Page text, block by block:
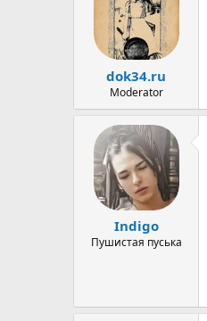
dok34.ru
Moderator
Indigo
Пушистая пуська